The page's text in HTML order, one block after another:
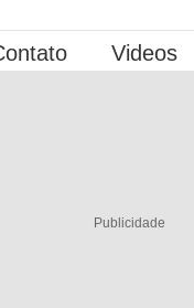
Videos
Publicidade